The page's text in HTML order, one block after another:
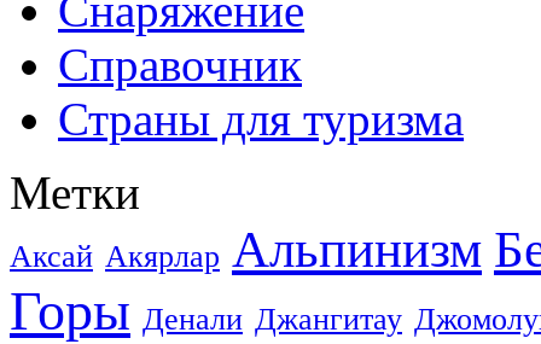
Снаряжение
Справочник
Страны для туризма
Метки
Аксай Акярлар Альпинизм
Горы Денали Джангитау